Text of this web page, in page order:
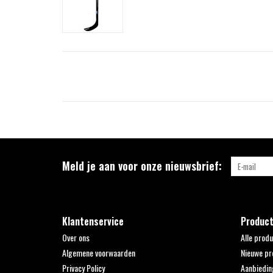
Meld je aan voor onze nieuwsbrief:
Klantenservice
Over ons
Algemene voorwaarden
Privacy Policy
Alle
Nieuwe